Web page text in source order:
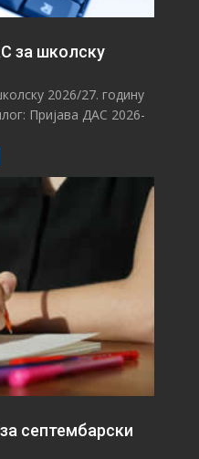
за школску
2026/27. годину
Пријава ДАС 2026-
септембарски